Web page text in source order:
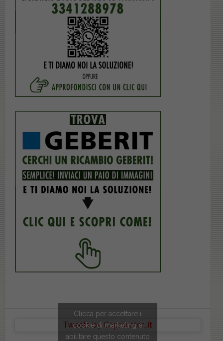
Tweets by Copriwater_it
Clicca per accettare i
cookie di marketing e
abilitare questo contenuto